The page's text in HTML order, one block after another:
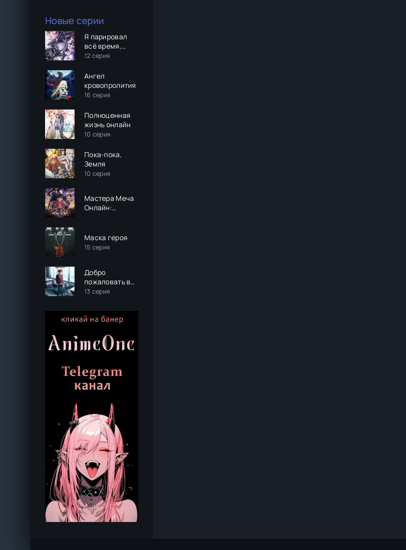
Новые серии
Я парировал
всё время,
чтобы стать
авантюристом
12 серия
Ангел
кровопролития
16 серия
Полноценная
жизнь онлайн
10 серия
Пока-пока,
Земля
10 серия
Мастера Меча
Онлайн:
глубокой ночи
Маска героя
15 серия
Добро
пожаловать в
класс
(2 сезон)
13 серия